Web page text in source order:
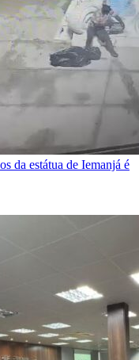
da estátua de Iemanjá é